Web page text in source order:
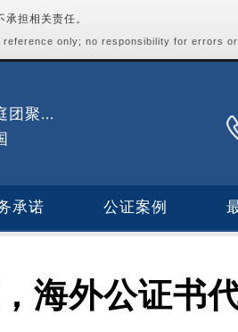
担相关责任。
only; no responsibility for errors or
团聚...
承诺 公证案例
海外公证书